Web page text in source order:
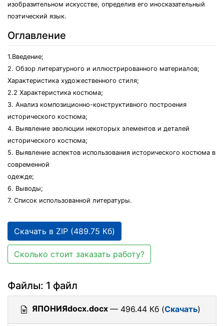
изобразительном искусстве, определив его иносказательный
поэтический язык.
Оглавление
1.Введение;
2. Обзор литературного и иллюстрированного материалов;
Характеристика художественного стиля;
2.2 Характеристика костюма;
3. Анализ композиционно-конструктивного построения
исторического костюма;
4. Выявление эволюции некоторых элементов и деталей
исторического костюма;
5. Выявление аспектов использования исторического костюма в
современной
одежде;
6. Выводы;
7. Список использованной литературы.
Скачать в ZIP (489.75 Кб)
Сколько стоит заказать работу?
Файлы: 1 файл
ЯПОНИЯdocx.docx — 496.44 Кб (Скачать)